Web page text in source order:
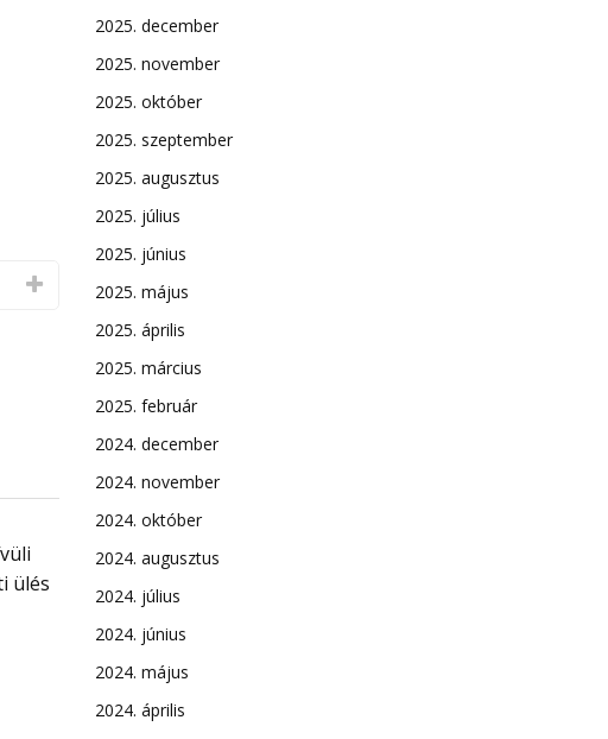
ülés
2025. december
2025. november
2025. október
2025. szeptember
2025. augusztus
2025. július
2025. június
2025. május
2025. április
2025. március
2025. február
2024. december
2024. november
2024. október
2024. augusztus
2024. július
2024. június
2024. május
2024. április